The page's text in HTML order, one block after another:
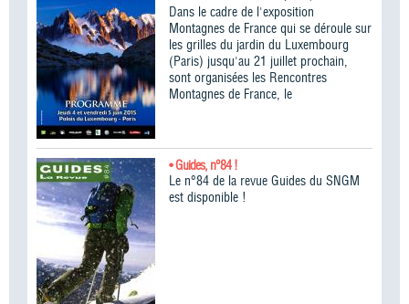
Dans le cadre de l'exposition
Montagnes de France qui se déroule sur
les grilles du jardin du Luxembourg
(Paris) jusqu'au 21 juillet prochain,
sont organisées les Rencontres
Montagnes de France, le
• Guides, n°84 !
Le n°84 de la revue Guides du SNGM
est disponible !